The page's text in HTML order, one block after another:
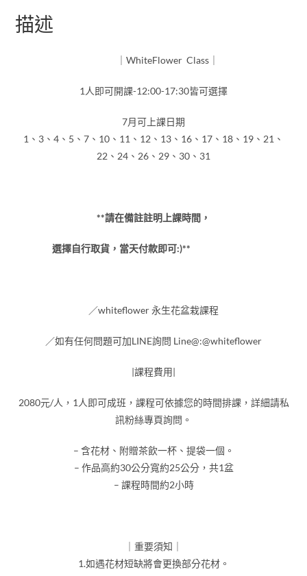
描述
｜WhiteFlower Class｜
1人即可開課-12:00-17:30皆可選擇
7月可上課日期
1、3、4、5、7、10、11、12、13、16、17、18、19、21、
22、24、26、29、30、31
**請在備註註明上課時間，
選擇自行取貨，當天付款即可:)**
／whiteflower 永生花盆栽課程
／如有任何問題可加LINE詢問 Line@:@whiteflower
|課程費用|
2080元/人，1人即可成班，課程可依據您的時間排課，詳細請私
訊粉絲專頁詢問。
– 含花材、附贈茶飲一杯、提袋一個。
– 作品高約30公分寬約25公分，共1盆
– 課程時間約2小時
｜重要須知｜
1.如遇花材短缺將會更換部分花材。